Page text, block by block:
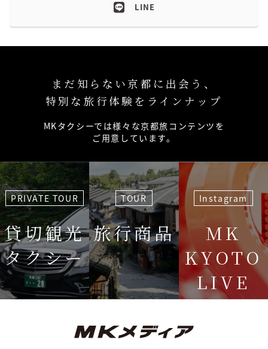
LINE
まだ知らない京都に出会う、
特別な旅行体験をラインナップ
MKタクシーでは様々な京都旅コンテンツを
ご用意しています。
PRIVATE TOUR
貸切観光
タクシー
TOUR
旅行商品
Instagram
MK
KYOTO
LIVE